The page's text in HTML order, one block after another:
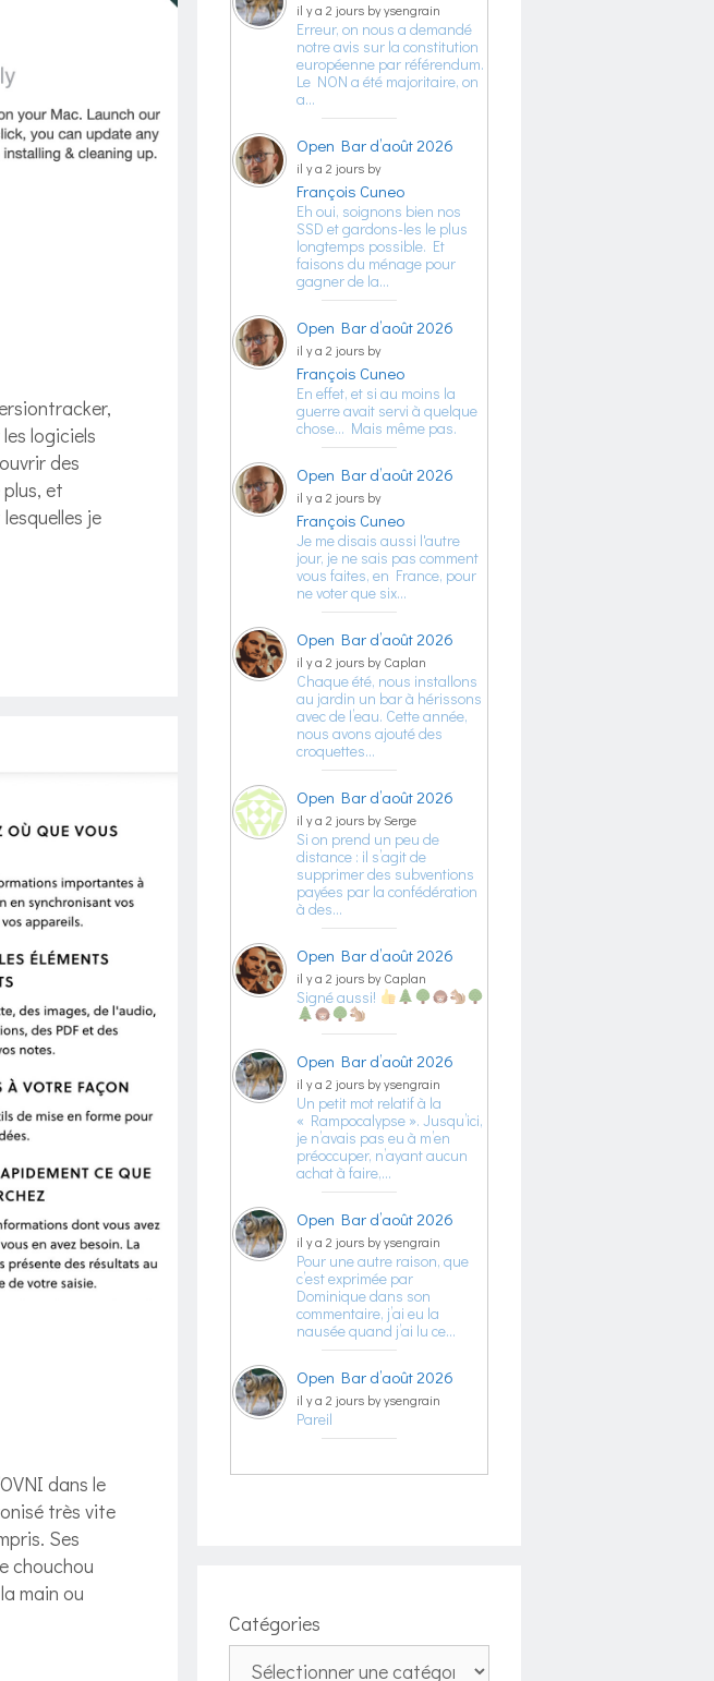
logiciels
des
et
je
dans le
très vite
Ses
chouchou
main ou
il y a 2 jours by ysengrain
Erreur, on nous a demandé
notre avis sur la constitution
européenne par référendum.
Le NON a été majoritaire, on
a…
Open Bar d’août 2026
il y a 2 jours by
François Cuneo
Eh oui, soignons bien nos
SSD et gardons-les le plus
longtemps possible. Et
faisons du ménage pour
gagner de la…
Open Bar d’août 2026
il y a 2 jours by
François Cuneo
En effet, et si au moins la
guerre avait servi à quelque
chose… Mais même pas.
Open Bar d’août 2026
il y a 2 jours by
François Cuneo
Je me disais aussi l'autre
jour, je ne sais pas comment
vous faites, en France, pour
ne voter que six…
Open Bar d’août 2026
il y a 2 jours by Caplan
Chaque été, nous installons
au jardin un bar à hérissons
avec de l’eau. Cette année,
nous avons ajouté des
croquettes…
Open Bar d’août 2026
il y a 2 jours by Serge
Si on prend un peu de
distance : il s’agit de
supprimer des subventions
payées par la confédération
à des…
Open Bar d’août 2026
il y a 2 jours by Caplan
Signé aussi!
Open Bar d’août 2026
il y a 2 jours by ysengrain
Un petit mot relatif à la
« Rampocalypse ». Jusqu’ici,
je n’avais pas eu à m’en
préoccuper, n’ayant aucun
achat à faire,…
Open Bar d’août 2026
il y a 2 jours by ysengrain
Pour une autre raison, que
c’est exprimée par
Dominique dans son
commentaire, j’ai eu la
nausée quand j’ai lu ce…
Open Bar d’août 2026
il y a 2 jours by ysengrain
Pareil
Catégories